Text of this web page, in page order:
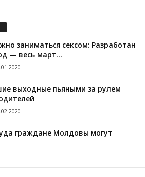
заниматься сексом: Разработан
— весь март...
выходные пьяными за рулем
граждане Молдовы могут